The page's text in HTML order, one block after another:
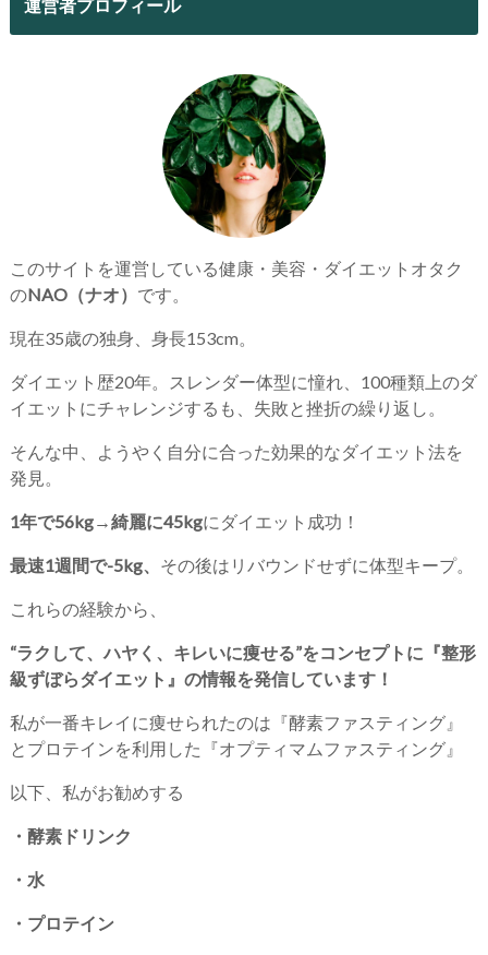
運営者プロフィール
このサイトを運営している健康・美容・ダイエットオタク
のNAO（ナオ） です。
現在35歳の独身、身長153cm。
ダイエット歴20年。スレンダー体型に憧れ、100種類上のダ
イエットにチャレンジするも、失敗と挫折の繰り返し。
そんな中、ようやく自分に合った効果的なダイエット法を
発見。
1年で56kg→綺麗に45kgにダイエット成功！
最速1週間で-5kg、 その後はリバウンドせずに体型キープ。
これらの経験から、
“ラクして、ハヤく、キレいに痩せる”をコンセプトに『整形
級ずぼらダイエット』の情報を発信しています！
私が一番キレイに痩せられたのは『酵素ファスティング』
とプロテインを利用した『オプティマムファスティング』
以下、私がお勧めする
・酵素ドリンク
・水
・プロテイン